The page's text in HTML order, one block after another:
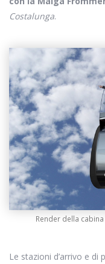
Costalunga.
Render della
Le stazioni d’arrivo e